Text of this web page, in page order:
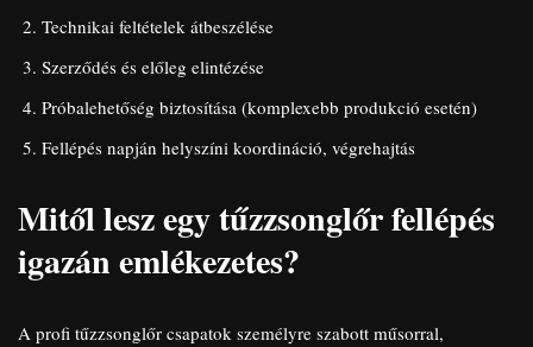
Technikai feltételek átbeszélése
Szerződés és előleg elintézése
Próbalehetőség biztosítása (komplexebb produkció esetén)
Fellépés napján helyszíni koordináció, végrehajtás
Mitől lesz egy tűzzsonglőr fellépés
igazán emlékezetes?
A profi tűzzsonglőr csapatok személyre szabott műsorral,